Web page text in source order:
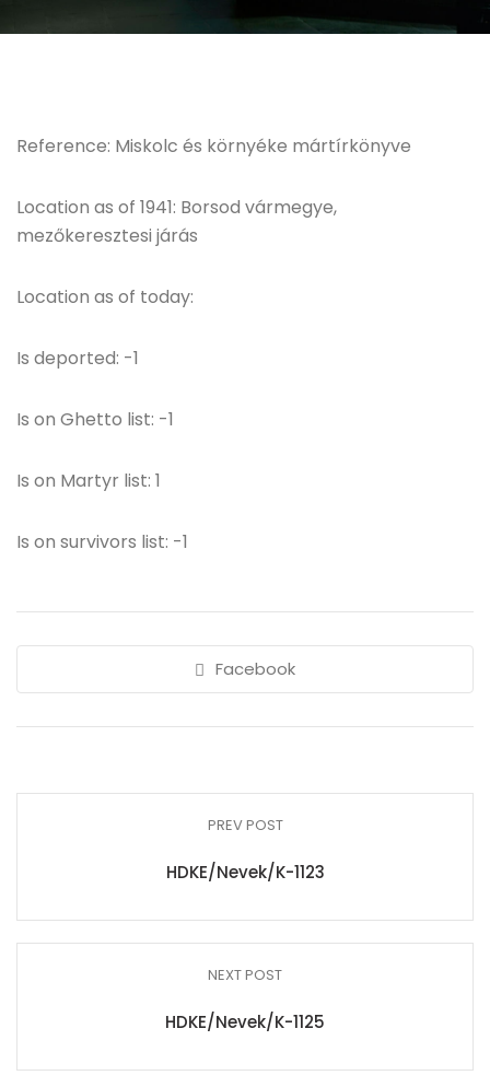
Reference: Miskolc és környéke mártírkönyve
Location as of 1941: Borsod vármegye,
mezőkeresztesi járás
Location as of today:
Is deported: -1
Is on Ghetto list: -1
Is on Martyr list: 1
Is on survivors list: -1
Facebook
PREV POST
HDKE/Nevek/K-1123
NEXT POST
HDKE/Nevek/K-1125